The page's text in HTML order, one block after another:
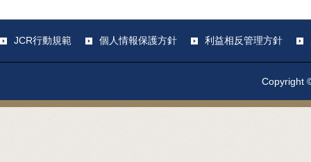
JCR行動規範 個人情報保護方針 利益相反管理方針
Copyright